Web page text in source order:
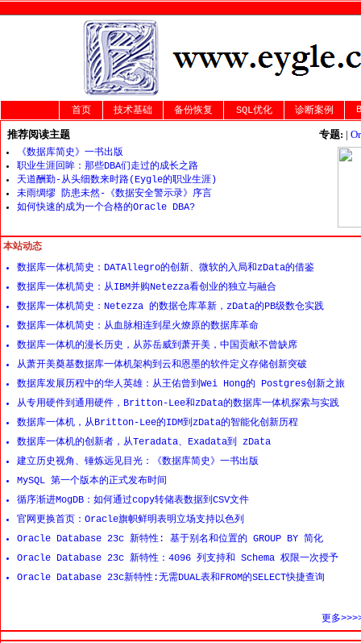
首页 技术基础 备份恢复 SQL优化 诊断案例
推荐阅读主题 专题: |
《数据库简史》一书出版
职业生涯回眸：那些DBA们走过的成长之路
天道酬勤-从头细数来时路(Eygle的职业生涯)
未雨绸缪 防患未然-《数据安全警示录》序言
如何快速的成为一个合格的Oracle DBA?
本站动态
数据库一体机简史：DATAllegro的创新、微软的入局和zData的借鉴
数据库一体机简史：从IBM并购Netezza看创业的独立与融合
数据库一体机简史：Netezza 的数据仓库革新，zData的PB级数仓实践
数据库一体机简史：从血脉相连到星火燎原的数据库革命
数据库一体机的漫长历史，从苏岳威到萧开美，中国贡献不曾缺席
从萧开美奠基数据库一体机架构到云和恩墨的软件定义存储创新突破
数据库发展历程中的华人英雄：从王佑曾到Wei Hong的 Postgres创新之旅
从专用硬件到通用硬件，Britton-Lee和zData的数据库一体机探索与实践
数据库一体机，从Britton-Lee的IDM到zData的智能化创新历程
数据库一体机的创新者，从Teradata、Exadata到 zData
建立历史视角、锤炼远见目光：《数据库简史》一书出版
MySQL 第一个版本的正式发布时间
循序渐进MogDB：如何通过copy转储表数据到CSV文件
官网更换首页：Oracle旗帜鲜明表明立场支持以色列
Oracle Database 23c 新特性: 基于别名和位置的 GROUP BY 简化
Oracle Database 23c 新特性：4096 列支持和 Schema 权限一次授予
Oracle Database 23c新特性:无需DUAL表和FROM的SELECT快捷查询
更多